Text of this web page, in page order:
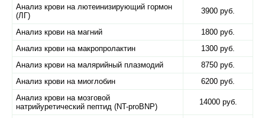
Анализ крови на лютеинизирующий гормон
(ЛГ)
3900 руб.
Анализ крови на магний
1800 руб.
Анализ крови на макропролактин
1300 руб.
Анализ крови на малярийный плазмодий
8750 руб.
Анализ крови на миоглобин
6200 руб.
Анализ крови на мозговой
натрийуретический пептид (NT-proBNP)
14000 руб.